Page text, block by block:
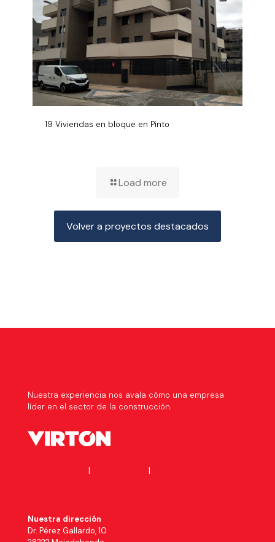
19 Viviendas en bloque en Pinto
Load more
Volver a proyectos destacados
Nuestra experiencia nos avala cómo una empresa
líder en el sector de la construcción.
| |
Nuestra dirección
Dr. Pérez Gallardo, 10